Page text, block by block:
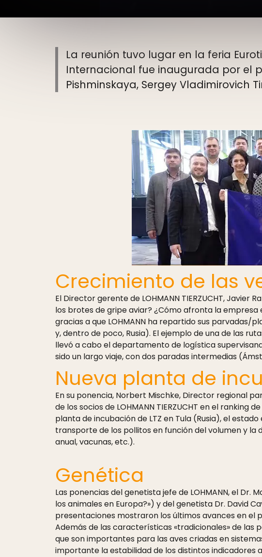
La reunión tuvo lugar en la feria
Internacional fue inaugurada por el
Pishminskaya, Sergey Vladimirovich
Crecimiento de las
El Director gerente de LOHMANN TIERZUCHT,
los brotes de gripe aviar? ¿Cómo afronta la
gracias a que LOHMANN ha repartido sus parvadas/
y, dentro de poco, Rusia). El ejemplo de una de las
llevó a cabo el departamento de logística
sido un largo viaje, con dos paradas intermedias
Nueva planta de
En su ponencia, Norbert Mischke, Director regional
de los socios de LOHMANN TIERZUCHT en el
planta de incubación de LTZ en Tula (Rusia), el
transporte de los pollitos en función del volumen y la
anual, vacunas, etc.).
Genética
Las ponencias del genetista jefe de LOHMANN, el
los animales en Europa?») y del genetista Dr. David
presentaciones mostraron los últimos avances en el
Además de las características «tradicionales» de
que son importantes para las aves criadas en
importante la estabilidad de los distintos indicadores